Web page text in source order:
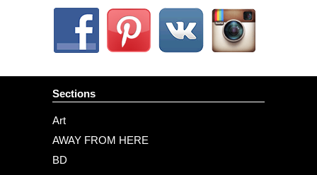
Sections
Art
AWAY FROM HERE
BD